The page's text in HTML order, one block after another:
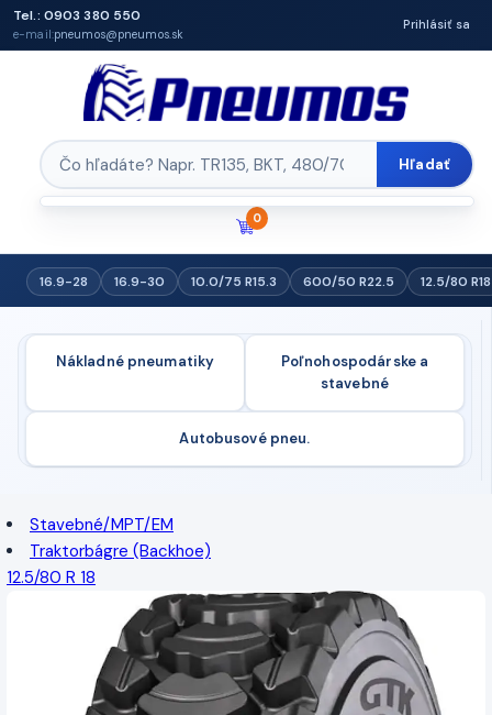
Tel.: 0903 380 550
e-mail:pneumos@pneumos.sk
Prihlásiť sa
Hľadať
0
16.9-28 16.9-30 10.0/75 R15.3 600/50 R22.5 12.5/80 R18
Nákladné pneumatiky
Poľnohospodárske a
stavebné
Autobusové pneu.
Stavebné/MPT/EM
Traktorbágre (Backhoe)
12.5/80 R 18